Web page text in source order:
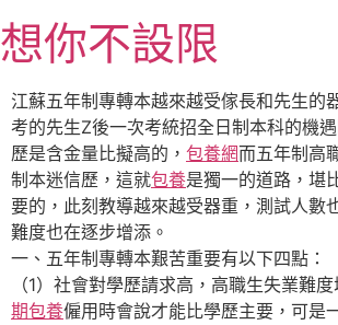
至
主
要
內
容
想你不設限
江蘇五年制專轉本越來越受傢長和先生的
考的先生Z後一次考統招全日制本科的機
歷是含金量比擬高的， 包養網而五年制高
制本迷信歷，這就包養是獨一的道路，堪
要的，此刻教導越來越受器重，測試人數
難度也在逐步增添。
一、五年制專轉本艱苦重要有以下四點：
（1）社會對學歷請求高，高職生失業難
期包養僱用時會說才能比學歷主要，可是